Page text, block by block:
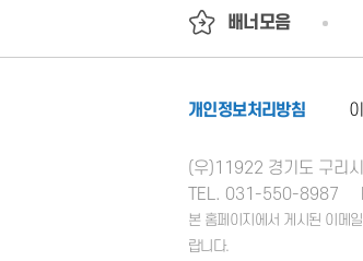
배너모음
경기도청 행정안전부
개인정보처리방침
(우)11922 경기도 구리
TEL. 031-550-8987
본 홈페이지에서 게시된 이메
랍니다.